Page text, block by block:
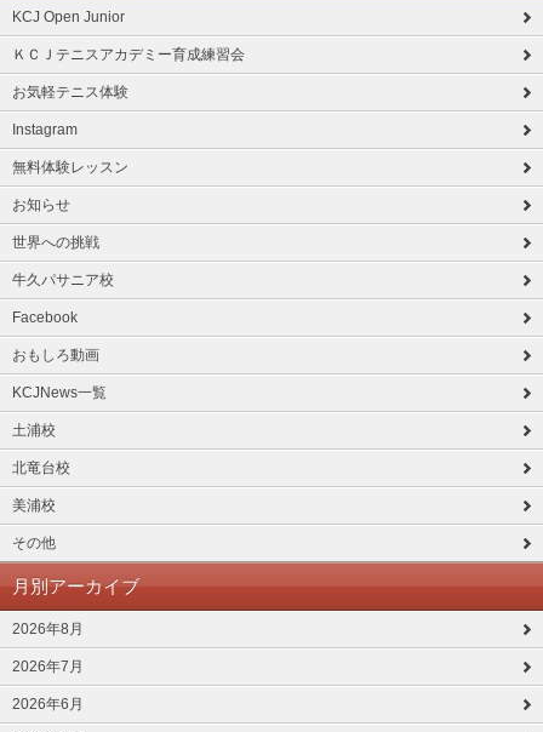
KCJ Open Junior
ＫＣＪテニスアカデミー育成練習会
お気軽テニス体験
Instagram
無料体験レッスン
お知らせ
世界への挑戦
牛久パサニア校
Facebook
おもしろ動画
KCJNews一覧
土浦校
北竜台校
美浦校
その他
月別アーカイブ
2026年8月
2026年7月
2026年6月